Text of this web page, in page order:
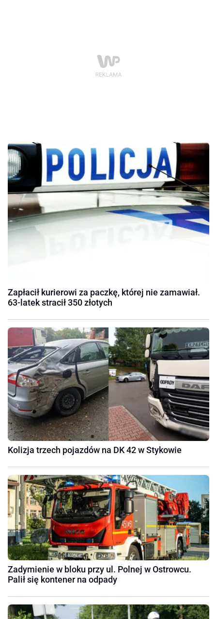
Zapłacił kurierowi za paczkę, której nie zamawiał.
63-latek stracił 350 złotych
Kolizja trzech pojazdów na DK 42 w Stykowie
Zadymienie w bloku przy ul. Polnej w Ostrowcu.
Palił się kontener na odpady